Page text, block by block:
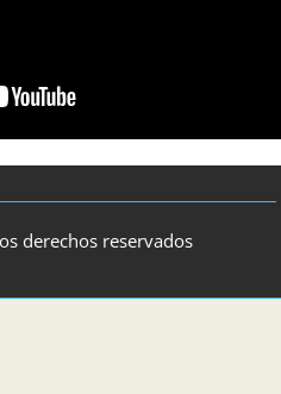
derechos reservados